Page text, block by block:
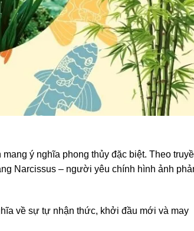
ý nghĩa phong thủy đặc biệt. Theo
Narcissus – người yêu chính hình ảnh
về sự tự nhận thức, khởi đầu mới và may